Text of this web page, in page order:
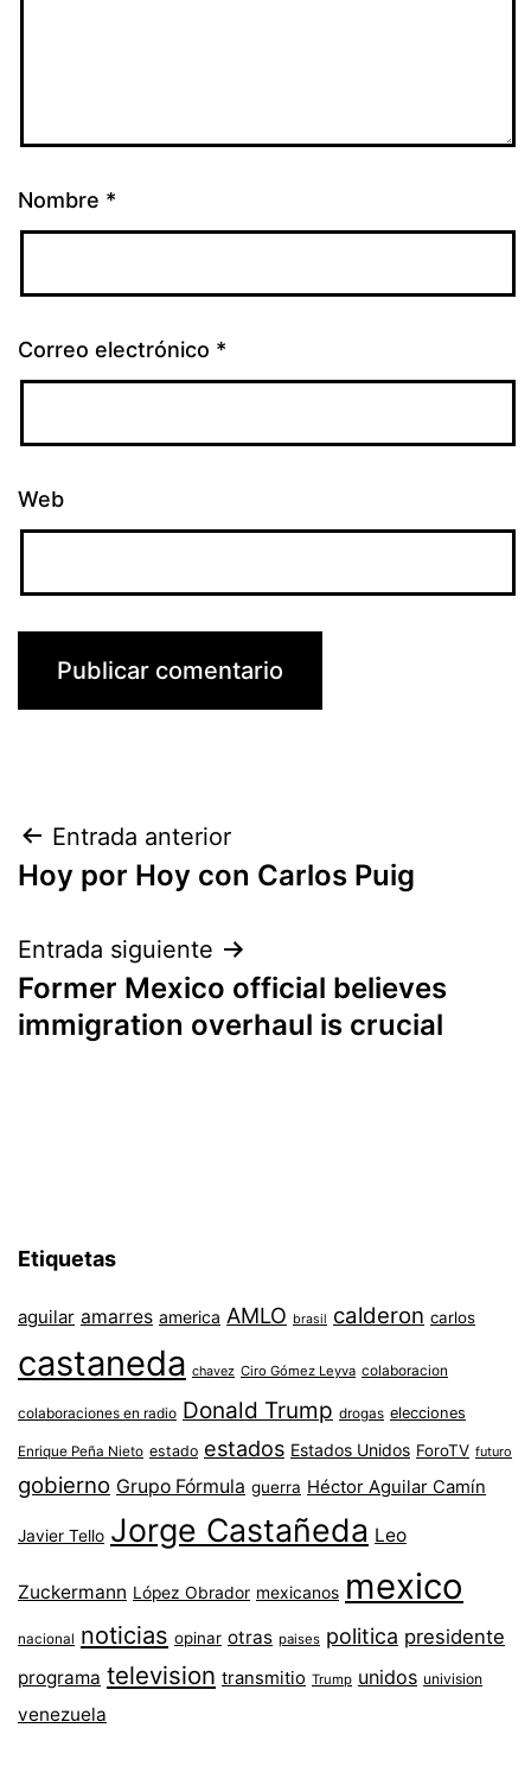
Nombre *
Correo electrónico *
Web
Navegación
de
entradas
Entrada anterior
Hoy por Hoy con Carlos Puig
Entrada siguiente
Former Mexico official believes
immigration overhaul is crucial
Etiquetas
aguilar amarres america AMLO brasil calderon carlos
castaneda chavez Ciro Gómez Leyva colaboracion
colaboraciones en radio Donald Trump drogas elecciones
Enrique Peña Nieto estado estados Estados Unidos ForoTV futuro
gobierno Grupo Fórmula guerra Héctor Aguilar Camín
Javier Tello Jorge Castañeda Leo
Zuckermann López Obrador mexicanos mexico
nacional noticias opinar otras paises politica presidente
programa television transmitio Trump unidos univision
venezuela